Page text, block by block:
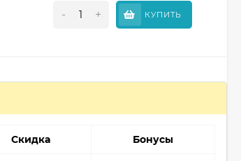
- + КУПИТЬ
Скидка Бонусы